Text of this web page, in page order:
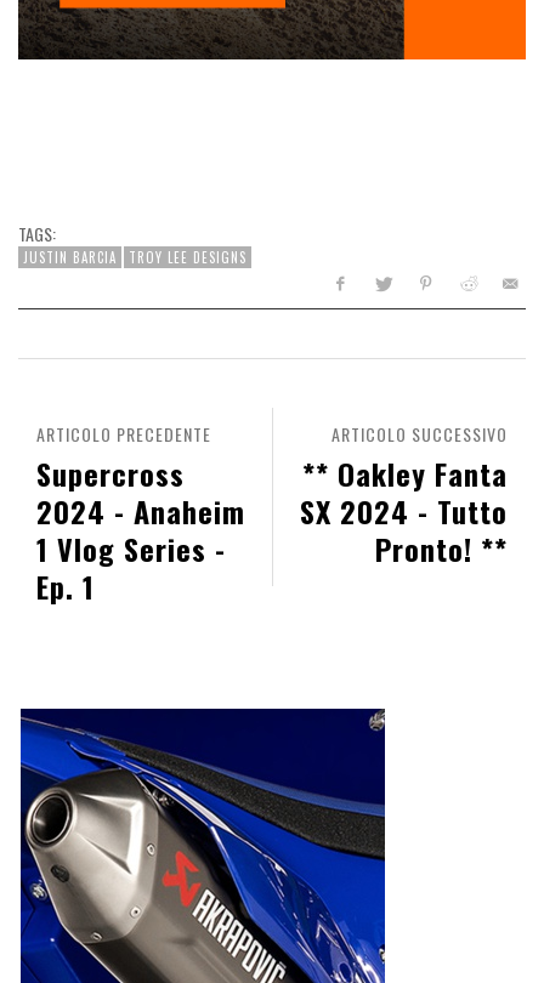
TAGS:
JUSTIN BARCIA TROY LEE DESIGNS
ARTICOLO SUCCESSIVO
** Oakley Fanta
SX 2024 - Tutto
Pronto! **
ARTICOLO PRECEDENTE
Supercross
2024 - Anaheim
1 Vlog Series -
Ep. 1